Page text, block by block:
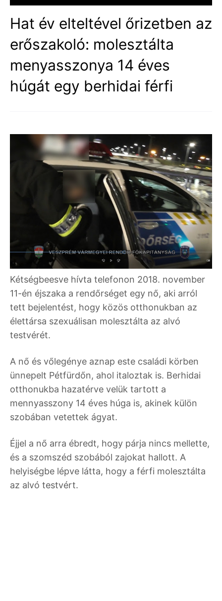
Hat év elteltével őrizetben az
erőszakoló: molesztálta
menyasszonya 14 éves
húgát egy berhidai férfi
Kétségbeesve hívta telefonon 2018. november
11-én éjszaka a rendőrséget egy nő, aki arról
tett bejelentést, hogy közös otthonukban az
élettársa szexuálisan molesztálta az alvó
testvérét.
A nő és vőlegénye aznap este családi körben
ünnepelt Pétfürdőn, ahol italoztak is. Berhidai
otthonukba hazatérve velük tartott a
mennyasszony 14 éves húga is, akinek külön
szobában vetettek ágyat.
Éjjel a nő arra ébredt, hogy párja nincs mellette,
és a szomszéd szobából zajokat hallott. A
helyiségbe lépve látta, hogy a férfi molesztálta
az alvó testvért.